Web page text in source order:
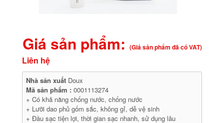
Giá sản phẩm: (Giá sản phẩm đã có VAT)
Liên hệ
Nhà sản xuất Doux
Mã sản phẩm : 0001113274
+ Có khả năng chống nước, chống nước
+ Lưỡi dao phủ gốm sắc, không gỉ, dễ vệ sinh
+ Đầu sạc tiện lợi, thời gian sạc nhanh, sử dụng lâu